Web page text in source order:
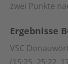
zwei Punkte
Ergebnisse
VSC